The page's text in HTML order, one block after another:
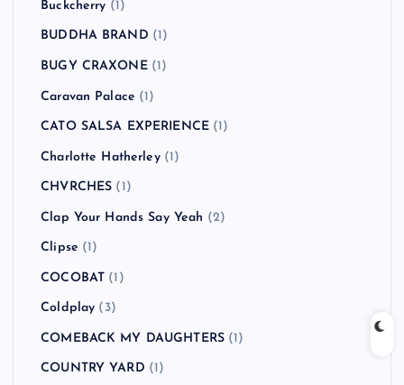
Buckcherry (1)
BUDDHA BRAND (1)
BUGY CRAXONE(1)
Caravan Palace (1)
CATO SALSA EXPERIENCE (1)
Charlotte Hatherley(1)
CHVRCHES (1)
Clap Your Hands Say Yeah (2)
Clipse (1)
COCOBAT (1)
Coldplay (3)
COMEBACK MY DAUGHTERS (1)
COUNTRY YARD (1)